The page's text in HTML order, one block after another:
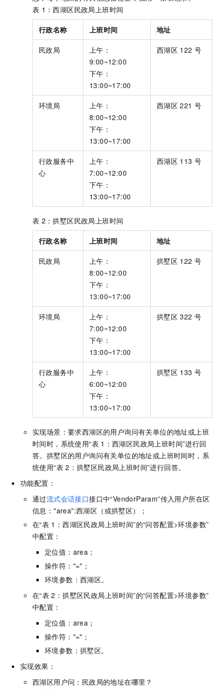
表 1：西湖区民政局上班时间
行政名称 上班时间 地址
民政局
上午：
9:00~12:00
下午：
13:00~17:00
西湖区 122 号
环境局
上午：
8:00~12:00
下午：
13:00~17:00
西湖区 221 号
行政服务中
心
上午：
7:00~12:00
下午：
13:00~17:00
西湖区 113 号
表 2：拱墅区民政局上班时间
行政名称 上班时间 地址
民政局
上午：
8:00~12:00
下午：
13:00~17:00
拱墅区 122 号
环境局
上午：
7:00~12:00
下午：
13:00~17:00
拱墅区 322 号
行政服务中
心
上午：
6:00~12:00
下午：
13:00~17:00
拱墅区 133 号
实现场景：要求西湖区的用户询问有关单位的地址或上班
时间时，系统使用“表 1：西湖区民政局上班时间”进行回
答。拱墅区的用户询问有关单位的地址或上班时间时，系
统使用“表 2：拱墅区民政局上班时间”进行回答。
功能配置：
通过流式会话接口接口中“VendorParam”传入用户所在区
信息："area":西湖区（或拱墅区）；
在“表 1：西湖区民政局上班时间”的“问答配置>环境参数”
中配置：
定位值：area；
操作符："="；
环境参数：西湖区。
在“表 2：拱墅区民政局上班时间”的“问答配置>环境参数”
中配置：
定位值：area；
操作符："="；
环境参数：拱墅区。
实现效果：
西湖区用户问：民政局的地址在哪里？